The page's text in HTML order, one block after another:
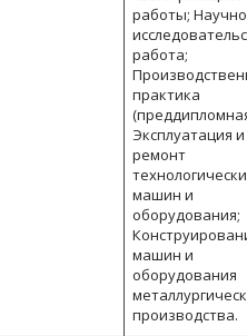
работы;
работа;
практика
Эксплуатация и
ремонт
машин и
оборудования;
машин и
оборудования
производства.